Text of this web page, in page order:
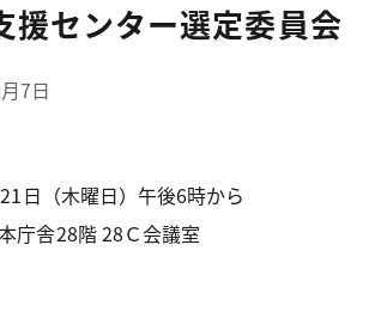
援センター選定委員会
7日
日（木曜日）午後6時から
庁舎28階 28Ｃ会議室